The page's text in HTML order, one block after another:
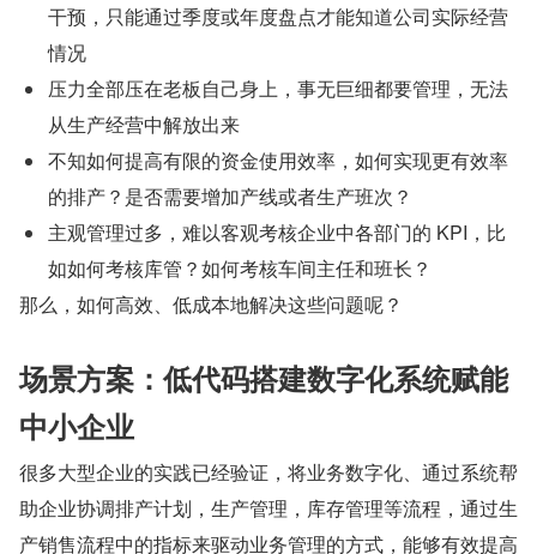
干预，只能通过季度或年度盘点才能知道公司实际经营
情况
压力全部压在老板自己身上，事无巨细都要管理，无法
从生产经营中解放出来
不知如何提高有限的资金使用效率，如何实现更有效率
的排产？是否需要增加产线或者生产班次？
主观管理过多，难以客观考核企业中各部门的 KPI，比
如如何考核库管？如何考核车间主任和班长？
那么，如何高效、低成本地解决这些问题呢？
场景方案：低代码搭建数字化系统赋能
中小企业
很多大型企业的实践已经验证，将业务数字化、通过系统帮
助企业协调排产计划，生产管理，库存管理等流程，通过生
产销售流程中的指标来驱动业务管理的方式，能够有效提高